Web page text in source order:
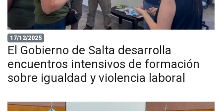
17/12/2025
El Gobierno de Salta desarrolla
encuentros intensivos de formación
sobre igualdad y violencia laboral